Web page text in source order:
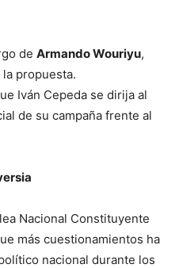
de Armando Wouriyu,
propuesta.
Iván Cepeda se dirija al
de su campaña frente al
Nacional Constituyente
más cuestionamientos ha
nacional durante los